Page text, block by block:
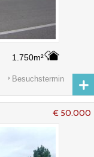
1.750m²
Besuchstermin
€ 50.000